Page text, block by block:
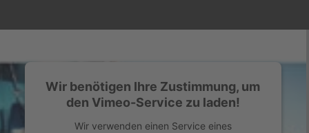
Wir benötigen Ihre Zustimmung, um
den Vimeo-Service zu laden!
Wir verwenden einen Service eines